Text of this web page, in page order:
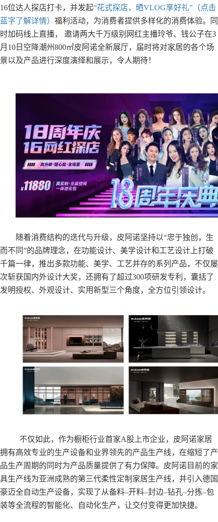
16位达人探店打卡，并发起“花式探店，晒VLOG享好礼”（点击
蓝字了解详情） 福利活动，为消费者提供多样化的消费体验。同
时加码线上直播， 邀请两大千万级别网红主播玲爷、钱公子在3
月10日空降潮州800㎡皮阿诺全新展厅，届时将对家居的各个场
景以及产品进行深度演绎和展示，令人期待！
随着消费结构的迭代与升级，皮阿诺坚持以“忠于独创，生
而不同”的品牌理念，在功能设计、美学设计和工艺设计上打破
千篇一律，推出多款功能、美学、工艺并存的系列产品，不仅屡
次斩获国内外设计大奖，还拥有了超过300项研发专利，囊括了
发明授权、外观设计、实用新型三个角度，全方位引领设计。
不仅如此，作为橱柜行业首家A股上市企业，皮阿诺家居
拥有高效专业的生产设备和业界领先的产品生产线，在缩短了产
品生产周期的同时为产品质量提供了有力保障。皮阿诺目前的家
具生产线为亚洲成熟的第三代柔性定制家居生产线，并引入德国
豪迈全自动生产设备，实现了从备料–开料–封边–钻孔–分拣–包
装等全流程的智能化、自动化生产，让交付变得更加快捷。